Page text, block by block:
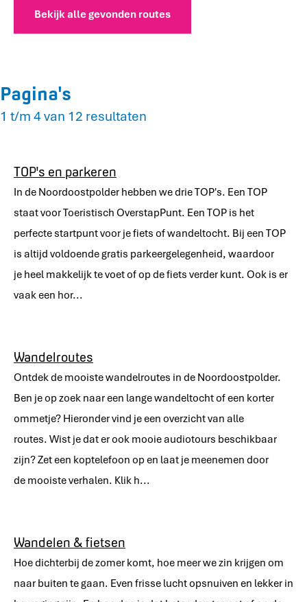
v
i
g
i
j
e
Bekijk alle gevonden routes
Pagina's
1 t/m 4 van 12 resultaten
TOP's en parkeren
In de Noordoostpolder hebben we drie TOP's. Een TOP
staat voor Toeristisch OverstapPunt. Een TOP is het
perfecte startpunt voor je fiets of wandeltocht. Bij een TOP
is altijd voldoende gratis parkeergelegenheid, waardoor
je heel makkelijk te voet of op de fiets verder kunt. Ook is er
vaak een hor...
Wandelroutes
Ontdek de mooiste wandelroutes in de Noordoostpolder.
Ben je op zoek naar een lange wandeltocht of een korter
ommetje? Hieronder vind je een overzicht van alle
routes. Wist je dat er ook mooie audiotours beschikbaar
zijn? Zet een koptelefoon op en laat je meenemen door
de mooiste verhalen. Klik h...
Wandelen & fietsen
Hoe dichterbij de zomer komt, hoe meer we zin krijgen om
naar buiten te gaan. Even frisse lucht opsnuiven en lekker in